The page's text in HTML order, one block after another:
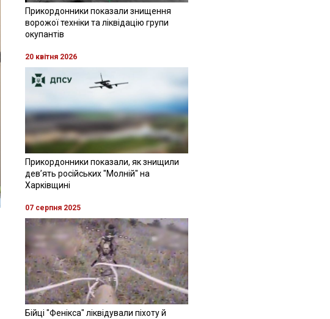
Прикордонники показали знищення
ворожої техніки та ліквідацію групи
окупантів
20 квітня 2026
Прикордонники показали, як знищили
девʼять російських "Молній" на
Харківщині
07 серпня 2025
Бійці "Фенікса" ліквідували піхоту й